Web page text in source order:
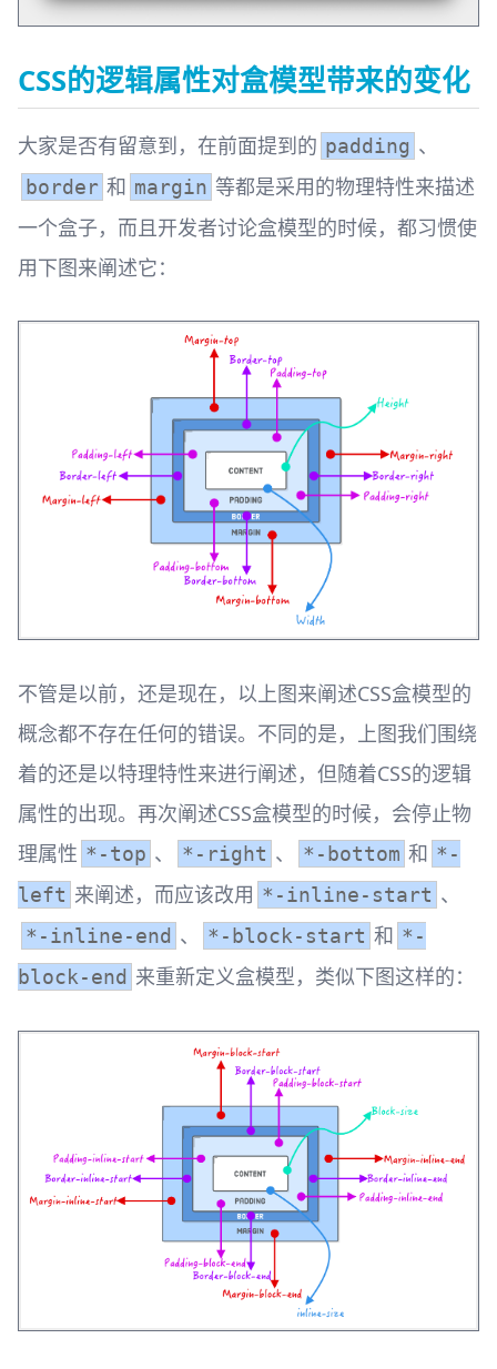
CSS的逻辑属性对盒模型带来的变化
大家是否有留意到，在前面提到的 padding 、
border 和 margin 等都是采用的物理特性来描述
一个盒子，而且开发者讨论盒模型的时候，都习惯使
用下图来阐述它：
不管是以前，还是现在，以上图来阐述CSS盒模型的
概念都不存在任何的错误。不同的是，上图我们围绕
着的还是以特理特性来进行阐述，但随着CSS的逻辑
属性的出现。再次阐述CSS盒模型的时候，会停止物
理属性 *-top 、 *-right 、 *-bottom 和 *-
left 来阐述，而应该改用 *-inline-start 、
*-inline-end 、 *-block-start 和 *-
block-end 来重新定义盒模型，类似下图这样的：